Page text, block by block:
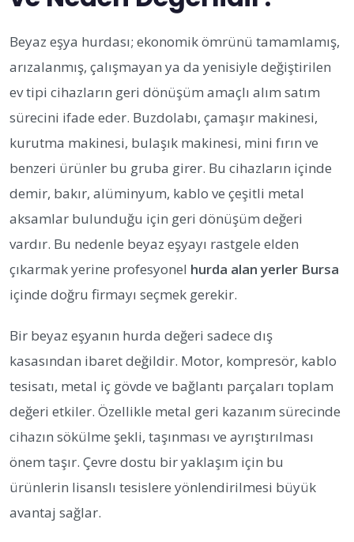
Beyaz eşya hurdası; ekonomik ömrünü tamamlamış,
arızalanmış, çalışmayan ya da yenisiyle değiştirilen
ev tipi cihazların geri dönüşüm amaçlı alım satım
sürecini ifade eder. Buzdolabı, çamaşır makinesi,
kurutma makinesi, bulaşık makinesi, mini fırın ve
benzeri ürünler bu gruba girer. Bu cihazların içinde
demir, bakır, alüminyum, kablo ve çeşitli metal
aksamlar bulunduğu için geri dönüşüm değeri
vardır. Bu nedenle beyaz eşyayı rastgele elden
çıkarmak yerine profesyonel hurda alan yerler Bursa
içinde doğru firmayı seçmek gerekir.
Bir beyaz eşyanın hurda değeri sadece dış
kasasından ibaret değildir. Motor, kompresör, kablo
tesisatı, metal iç gövde ve bağlantı parçaları toplam
değeri etkiler. Özellikle metal geri kazanım sürecinde
cihazın sökülme şekli, taşınması ve ayrıştırılması
önem taşır. Çevre dostu bir yaklaşım için bu
ürünlerin lisanslı tesislere yönlendirilmesi büyük
avantaj sağlar.